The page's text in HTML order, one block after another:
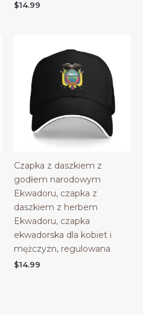
$14.99
Czapka z daszkiem z
godłem narodowym
Ekwadoru, czapka z
daszkiem z herbem
Ekwadoru, czapka
ekwadorska dla kobiet i
mężczyzn, regulowana
$14.99